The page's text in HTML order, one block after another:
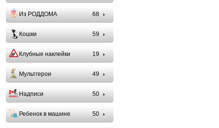
Из РОДДОМА 68
Кошки 59
Клубные наклейки 19
Мультгерои 49
Надписи 50
Ребенок в машине 50